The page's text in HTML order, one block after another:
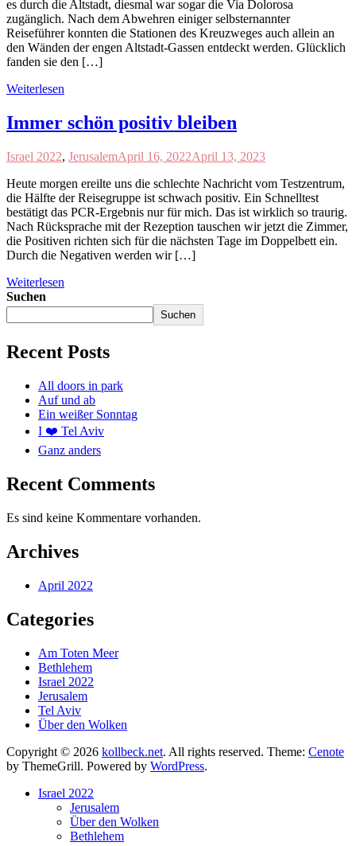
es durch die Altstadt, diesmal war sogar die Via Dolorosa
zugänglich. Nach dem Abwehren einiger selbsternannter
Reiseführer konnten die Stationen des Kreuzweges auch allein an
den Wänden der engen Altstadt-Gassen entdeckt werden. Glücklich
fanden sie den […]
Weiterlesen
Immer schön positiv bleiben
Israel 2022, JerusalemApril 16, 2022April 13, 2023
Heute morgen ereilte uns die schlechte Nachricht vom Testzentrum,
die Hälfte der Reisegruppe ist schwach positiv. Ein Schnelltest
bestätigt das PCR-Ergebnis nur für mich. Das ist wirklich so traurig.
Nach Rücksprache mit der Rezeption tauschen wir jetzt die Zimmer,
die Positiven richten sich für die nächsten Tage im Doppelbett ein.
Durch die Negativen werden wir […]
Weiterlesen
Suchen
Suchen
Recent Posts
All doors in park
Auf und ab
Ein weißer Sonntag
I ❤️ Tel Aviv
Ganz anders
Recent Comments
Es sind keine Kommentare vorhanden.
Archives
April 2022
Categories
Am Toten Meer
Bethlehem
Israel 2022
Jerusalem
Tel Aviv
Über den Wolken
Copyright © 2026 kollbeck.net. All rights reserved. Theme: Cenote
by ThemeGrill. Powered by WordPress.
Israel 2022
Jerusalem
Über den Wolken
Bethlehem